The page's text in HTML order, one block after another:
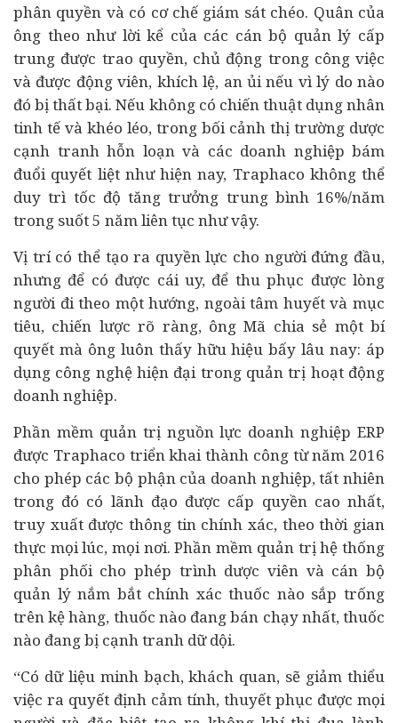
phân quyền và có cơ chế giám sát chéo. Quân của
ông theo như lời kể của các cán bộ quản lý cấp
trung được trao quyền, chủ động trong công việc
và được động viên, khích lệ, an ủi nếu vì lý do nào
đó bị thất bại. Nếu không có chiến thuật dụng nhân
tinh tế và khéo léo, trong bối cảnh thị trường dược
cạnh tranh hỗn loạn và các doanh nghiệp bám
đuổi quyết liệt như hiện nay, Traphaco không thể
duy trì tốc độ tăng trưởng trung bình 16%/năm
trong suốt 5 năm liên tục như vậy.
Vị trí có thể tạo ra quyền lực cho người đứng đầu,
nhưng để có được cái uy, để thu phục được lòng
người đi theo một hướng, ngoài tâm huyết và mục
tiêu, chiến lược rõ ràng, ông Mã chia sẻ một bí
quyết mà ông luôn thấy hữu hiệu bấy lâu nay: áp
dụng công nghệ hiện đại trong quản trị hoạt động
doanh nghiệp.
Phần mềm quản trị nguồn lực doanh nghiệp ERP
được Traphaco triển khai thành công từ năm 2016
cho phép các bộ phận của doanh nghiệp, tất nhiên
trong đó có lãnh đạo được cấp quyền cao nhất,
truy xuất được thông tin chính xác, theo thời gian
thực mọi lúc, mọi nơi. Phần mềm quản trị hệ thống
phân phối cho phép trình dược viên và cán bộ
quản lý nắm bắt chính xác thuốc nào sắp trống
trên kệ hàng, thuốc nào đang bán chạy nhất, thuốc
nào đang bị cạnh tranh dữ dội.
“Có dữ liệu minh bạch, khách quan, sẽ giảm thiểu
việc ra quyết định cảm tính, thuyết phục được mọi